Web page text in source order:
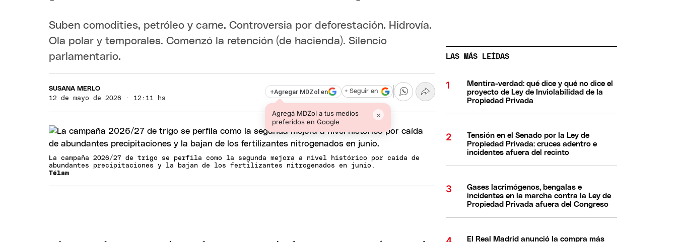
Suben comodities, petróleo y carne. Controversia por deforestación. Hidrovía.
Ola polar y temporales. Comenzó la retención (de hacienda). Silencio
parlamentario.
SUSANA MERLO
12 de mayo de 2026 · 12:11 hs
+Agregar MDZol en
Agregá MDZol a tus medios
preferidos en Google
×
+ Seguir en
La campaña 2026/27 de trigo se perfila como la segunda mejora a nivel histórico por caída de
abundantes precipitaciones y la bajan de los fertilizantes nitrogenados en junio.
Télam
LAS MÁS LEÍDAS
Mentira-verdad: qué dice y qué no dice el
proyecto de Ley de Inviolabilidad de la
Propiedad Privada
Tensión en el Senado por la Ley de
Propiedad Privada: cruces adentro e
incidentes afuera del recinto
Gases lacrimógenos, bengalas e
incidentes en la marcha contra la Ley de
Propiedad Privada afuera del Congreso
El Real Madrid anunció la compra más